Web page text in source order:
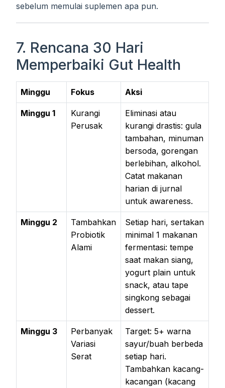
sebelum memulai suplemen apa pun.
7. Rencana 30 Hari
Memperbaiki Gut Health
Minggu Fokus Aksi
Minggu 1
Kurangi
Perusak
Eliminasi atau
kurangi drastis: gula
tambahan, minuman
bersoda, gorengan
berlebihan, alkohol.
Catat makanan
harian di jurnal
untuk awareness.
Minggu 2
Tambahkan
Probiotik
Alami
Setiap hari, sertakan
minimal 1 makanan
fermentasi: tempe
saat makan siang,
yogurt plain untuk
snack, atau tape
singkong sebagai
dessert.
Minggu 3
Perbanyak
Variasi
Serat
Target: 5+ warna
sayur/buah berbeda
setiap hari.
Tambahkan kacang-
kacangan (kacang